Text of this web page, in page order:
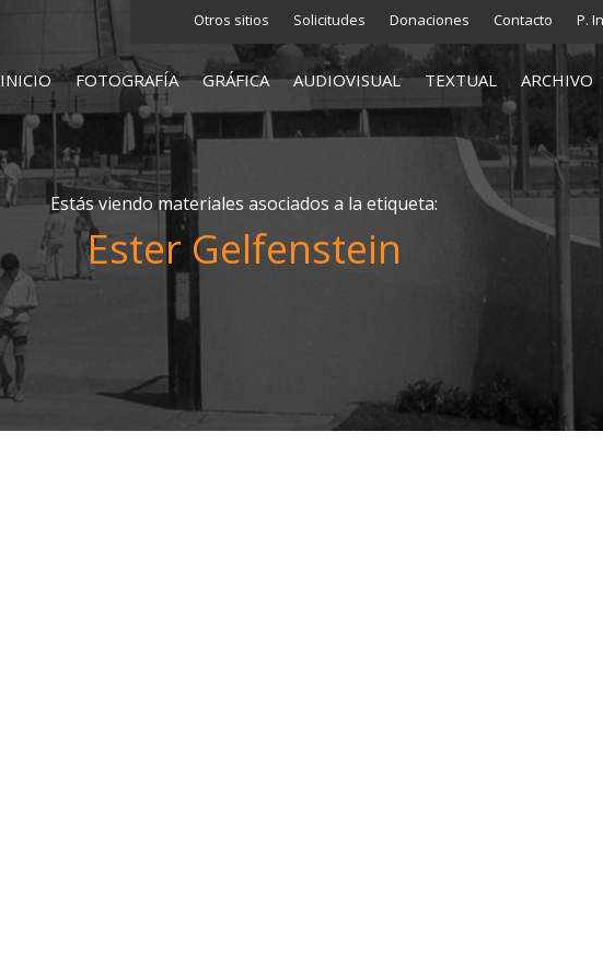
Otros sitios Solicitudes Donaciones Contacto P.
INICIO FOTOGRAFÍA GRÁFICA AUDIOVISUAL TEXTUAL ARCHIVO
Estás viendo materiales asociados a la etiqueta:
Ester Gelfenstein